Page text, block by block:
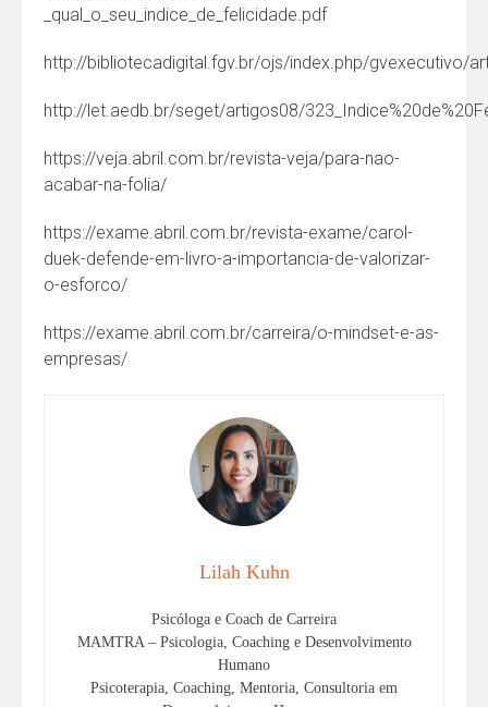
_qual_o_seu_indice_de_felicidade.pdf
http://bibliotecadigital.fgv.br/ojs/index.php/gvexecutivo/
http://let.aedb.br/seget/artigos08/
https://veja.abril.com.br/revista-veja/para-nao-
acabar-na-folia/
https://exame.abril.com.br/revista-exame/carol-
duek-defende-em-livro-a-importancia-de-valorizar-
o-esforco/
https://exame.abril.com.br/carreira/o-mindset-e-as-
empresas/
Lilah Kuhn
Psicóloga e Coach de Carreira
MAMTRA – Psicologia, Coaching e Desenvolvimento
Humano
Psicoterapia, Coaching, Mentoria, Consultoria em